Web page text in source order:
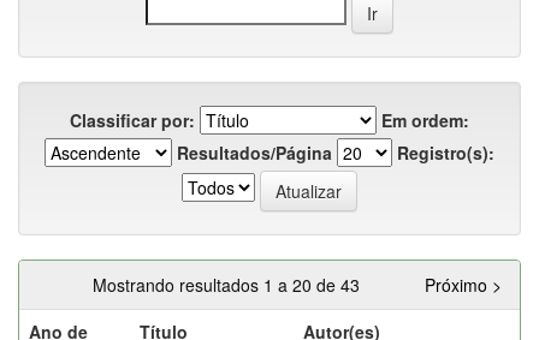
Classificar por:
Em ordem:
Resultados/Página
Registro(s):
Mostrando resultados 1 a 20 de 43
Próximo >
Ano de
Título Autor(es)